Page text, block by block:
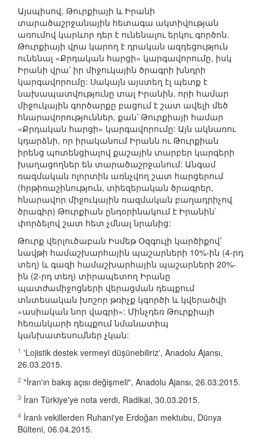
Այսպիսով, Թուրքիայի և Իրանի
տարածաշրջանային հետագա ակտիվության
առումով կարևոր դեր է ունենալու երկու գործոն.
Թուրքիայի վրա կարող է դրական ազդեցություն
ունենալ «Քրդական հարցի» կարգավորումը, իսկ
Իրանի վրա՝ իր միջուկային ծրագրի խնդրի
կարգավորումը: Սակայն այստեղ էլ պետք է
նախապատվությունը տալ Իրանին, որի համար
միջուկային գործարքը բացում է շատ ավելի մեծ
հնարավորություններ, քան՝ Թուրքիայի համար
«Քրդական հարցի» կարգավորումը: Այն ակնառու
կդարձնի, որ իրականում Իրանն ու Թուրքիան
իրենց պոտենցիալով քաշային տարբեր կարգերի
խաղացողներ են տարածաշրջանում: Անգամ
ռազմական ոլորտին առնչվող շատ հարցերում
(հրթիռաշինություն, տիեզերական ծրագրեր,
հնարավոր միջուկային ռազմական բաղադրիչով
ծրագիր) Թուրքիան ընդօրինակում է Իրանին`
փորձելով շատ հետ չմնալ նրանից:
Թուրք վերլուծաբան Իսմեթ Օզգուլի կարծիքով՝
նավթի համաշխարհային պաշարների 10%-ին (4-րդ
տեղ) և գազի համաշխարհային պաշարների 20%-
ին (2-րդ տեղ) տիրապետող Իրանը
պատժամիջոցների վերացման դեպքում
տնտեսական խոշոր թռիչք կգործի և կվերածվի
«ասիական նոր վագրի»: Մինչդեռ Թուրքիայի
հեռանկարի դեպքում նմանատիպ
կանխատեսումներ չկան:
1 'Lojistik destek vermeyi düşünebiliriz', Anadolu Ajansı,
26.03.2015.
2 "İran'ın bakış açısı değişmeli", Anadolu Ajansı, 26.03.2015.
3 İran Türkiye'ye nota verdi, Radikal, 30.03.2015.
4 İranlı vekillerden Ruhani'ye Erdoğan mektubu, Dünya
Bülteni, 06.04.2015.